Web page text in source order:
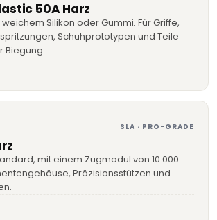
50A Harz
Silikon oder Gummi. Für Griffe,
Schuhprototypen und Teile
Biegung.
SLA · PRO-GRADE
mit einem Zugmodul von 10.000
Präzisionsstützen und